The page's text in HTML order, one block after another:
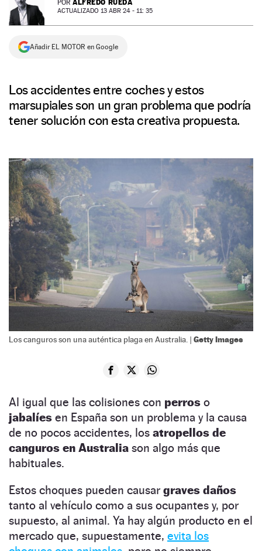
NEWSLETTER
SÍGUENOS
POR ALFREDO RUEDA
ACTUALIZADO 13 ABR 24 - 11: 35
Añadir EL MOTOR en Google
Los accidentes entre coches y estos
marsupiales son un gran problema que podría
tener solución con esta creativa propuesta.
Los canguros son una auténtica plaga en Australia. | Getty Images
Al igual que las colisiones con perros o
jabalíes en España son un problema y la causa
de no pocos accidentes, los atropellos de
canguros en Australia son algo más que
habituales.
Estos choques pueden causar graves daños
tanto al vehículo como a sus ocupantes y, por
supuesto, al animal. Ya hay algún producto en el
mercado que, supuestamente, evita los